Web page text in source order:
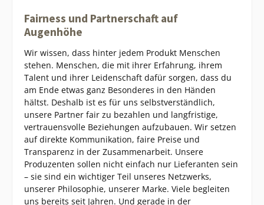
Fairness und Partnerschaft auf
Augenhöhe
Wir wissen, dass hinter jedem Produkt Menschen
stehen. Menschen, die mit ihrer Erfahrung, ihrem
Talent und ihrer Leidenschaft dafür sorgen, dass du
am Ende etwas ganz Besonderes in den Händen
hältst. Deshalb ist es für uns selbstverständlich,
unsere Partner fair zu bezahlen und langfristige,
vertrauensvolle Beziehungen aufzubauen. Wir setzen
auf direkte Kommunikation, faire Preise und
Transparenz in der Zusammenarbeit. Unsere
Produzenten sollen nicht einfach nur Lieferanten sein
– sie sind ein wichtiger Teil unseres Netzwerks,
unserer Philosophie, unserer Marke. Viele begleiten
uns bereits seit Jahren. Und gerade in der